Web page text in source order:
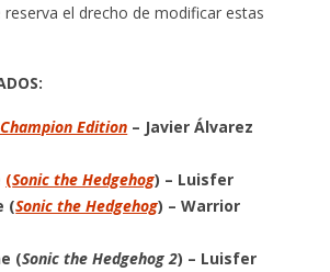
reserva el drecho de modificar estas
Edition – Javier Álvarez
(Sonic the Hedgehog) – Luisfer
(Sonic the Hedgehog) – Warrior
(Sonic the Hedgehog 2) – Luisfer